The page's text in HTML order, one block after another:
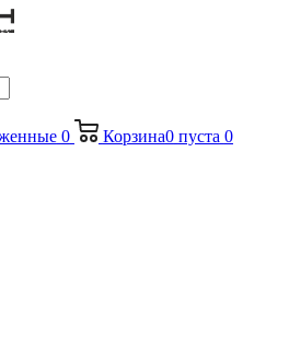
0 Корзина0 пуста 0